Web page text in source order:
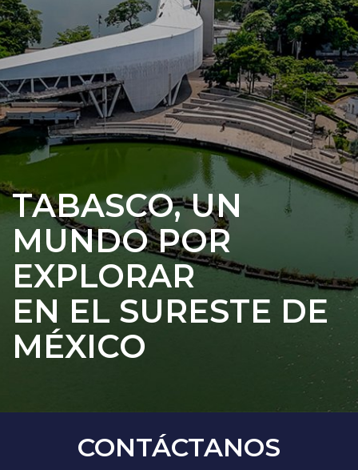
TABASCO, UN
MUNDO POR
EXPLORAR
EN EL SURESTE DE
MÉXICO
CONTÁCTANOS